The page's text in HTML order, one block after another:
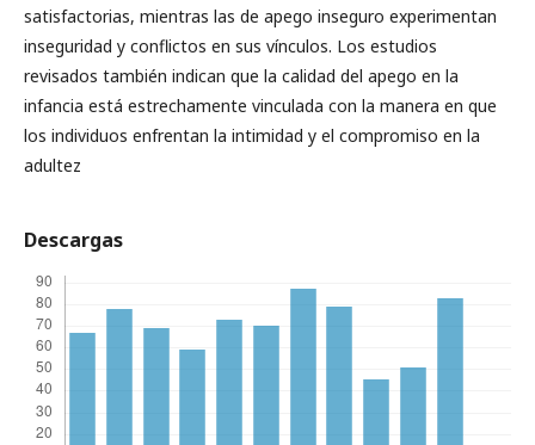
satisfactorias, mientras las de apego inseguro experimentan
inseguridad y conflictos en sus vínculos. Los estudios
revisados también indican que la calidad del apego en la
infancia está estrechamente vinculada con la manera en que
los individuos enfrentan la intimidad y el compromiso en la
adultez
Descargas